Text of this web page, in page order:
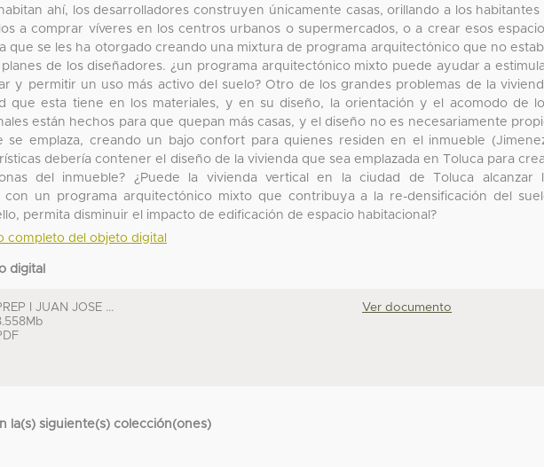
ahí, los desarrolladores construyen únicamente casas, orillando a los habitantes
a comprar víveres en los centros urbanos o supermercados, o a crear esos
que se les ha otorgado creando una mixtura de programa arquitectónico que no
de los diseñadores. ¿un programa arquitectónico mixto puede ayudar a
y permitir un uso más activo del suelo? Otro de los grandes problemas de la
que esta tiene en los materiales, y en su diseño, la orientación y el acomodo de
están hechos para que quepan más casas, y el diseño no es necesariamente
se emplaza, creando un bajo confort para quienes residen en el inmueble
debería contener el diseño de la vivienda que sea emplazada en Toluca para
del inmueble? ¿Puede la vivienda vertical en la ciudad de Toluca alcanzar
con un programa arquitectónico mixto que contribuya a la re-densificación del
permita disminuir el impacto de edificación de espacio habitacional?
completo del objeto digital
digital
I JUAN JOSE ...
Ver documento
la(s) siguiente(s) colección(ones)